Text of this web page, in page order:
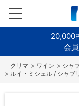
20,000
会
> ワイン > シャ
> ルイ・ミシェル / シャブ